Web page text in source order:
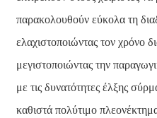
παρακολουθούν εύκολα τη
ελαχιστοποιώντας τον χρόνο
μεγιστοποιώντας την
με τις δυνατότητες έλξης
καθιστά πολύτιμο